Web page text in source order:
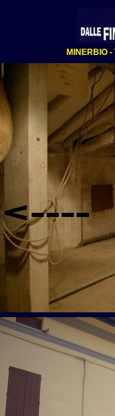
MINERBIO